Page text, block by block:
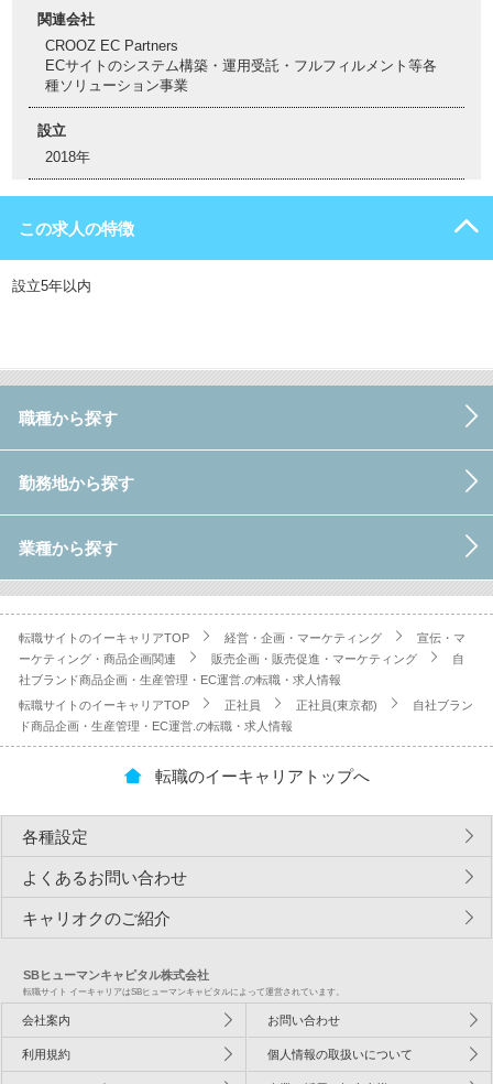
関連会社
CROOZ EC Partners
ECサイトのシステム構築・運用受託・フルフィルメント等各
種ソリューション事業
設立
2018年
この求人の特徴
設立5年以内
職種から探す
勤務地から探す
業種から探す
転職サイトのイーキャリアTOP 経営・企画・マーケティング
宣伝・マ
ーケティング・商品企画関連
販売企画・販売促進・マーケティング
自
社ブランド商品企画・生産管理・EC運営.の転職・求人情報
転職サイトのイーキャリアTOP
正社員 正社員(東京都)
自社ブラン
ド商品企画・生産管理・EC運営.の転職・求人情報
転職のイーキャリアトップへ
各種設定
よくあるお問い合わせ
キャリオクのご紹介
SBヒューマンキャピタル株式会社
転職サイト イーキャリアはSBヒューマンキャピタルによって運営されています。
会社案内 お問い合わせ
利用規約 個人情報の取扱いについて